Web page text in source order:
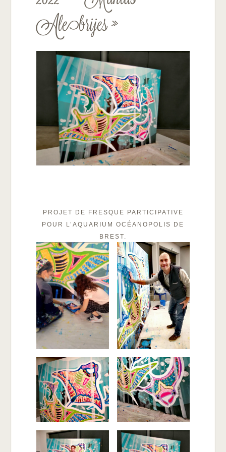
Alebrijes »
PROJET DE FRESQUE PARTICIPATIVE
POUR L’AQUARIUM OCÉANOPOLIS DE
BREST.